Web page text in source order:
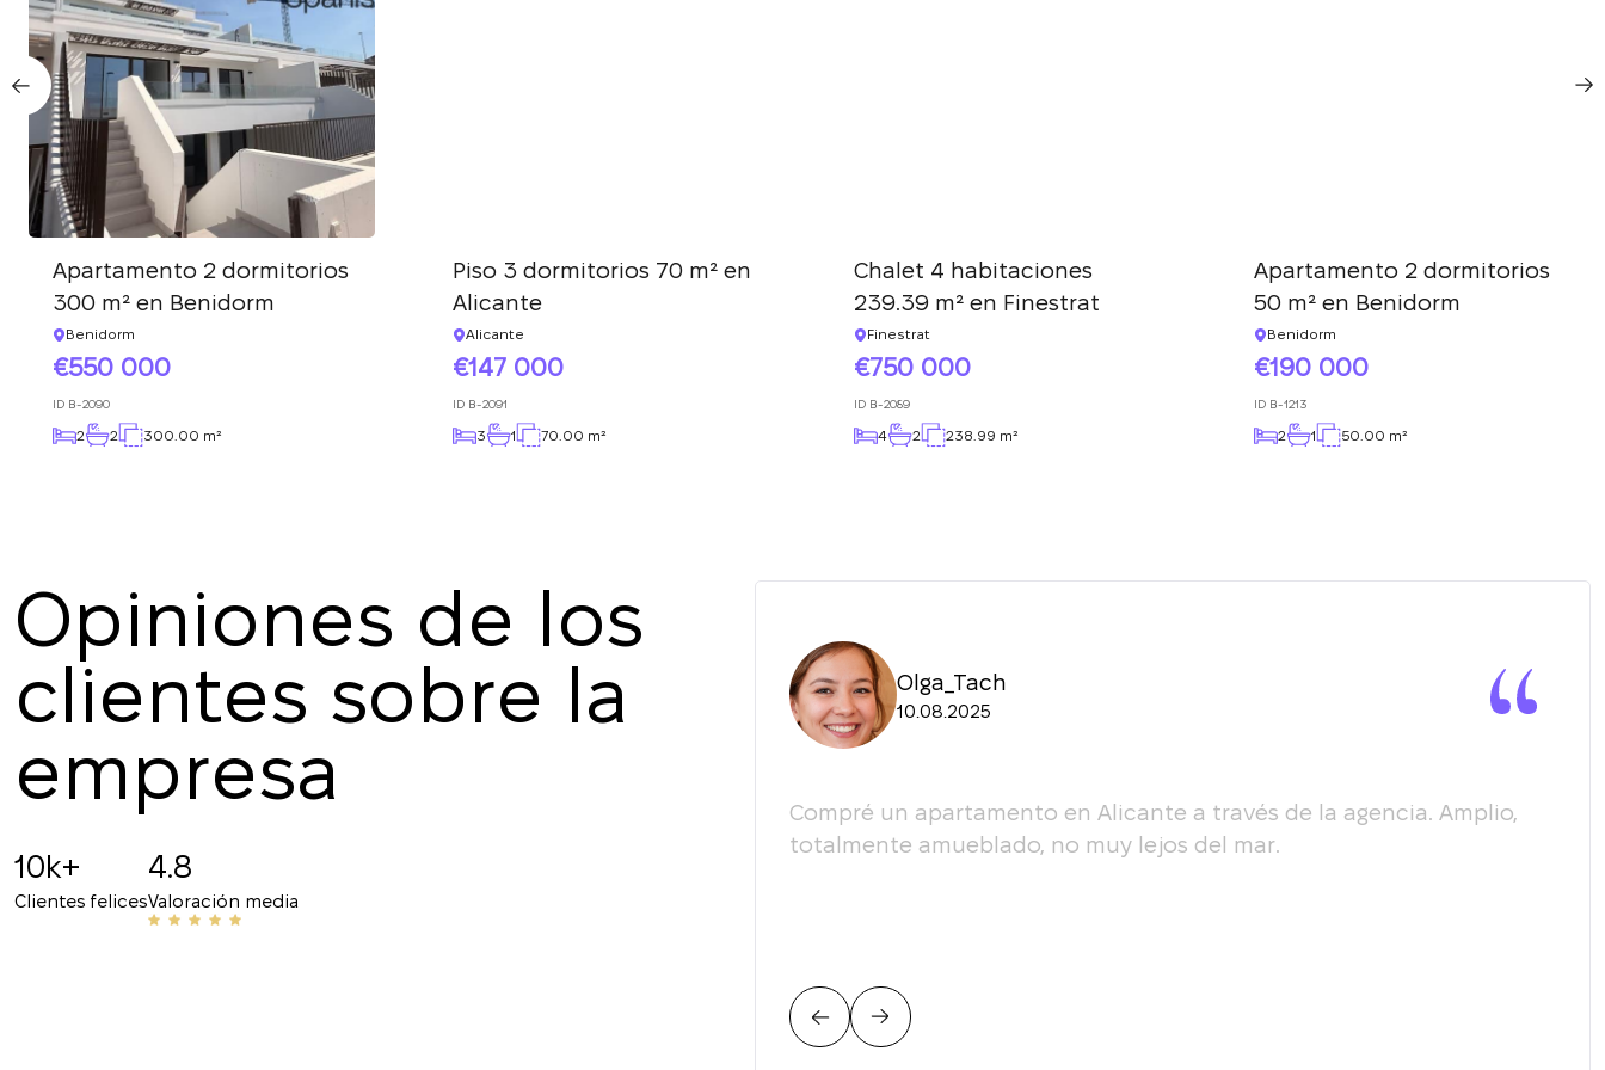
Apartamento 2 dormitorios
300 m² en Benidorm
Benidorm
550 000
ID B-2090
2 2 300.00 m²
Piso 3 dormitorios 70 m² en
Alicante
Alicante
147 000
ID B-2091
3 1 70.00 m²
Chalet 4 habitaciones
239.39 m² en Finestrat
Finestrat
750 000
ID B-2089
4 2 238.99 m²
Apartamento 2 dormitorios
50 m² en Benidorm
Benidorm
190 000
ID B-1213
2 1 50.00 m²
Opiniones de los
clientes sobre la
empresa
10k+
Clientes felices
4.8
Valoración media
Marina Ilmer
16.07.2025
¡Gracias por la interacción cómoda y el rápido resultado, la actitud
recomiendo!
Olga_Tach
10.08.2025
Compré un apartamento en Alicante a través de la agencia. Amplio,
totalmente amueblado, no muy lejos del mar.